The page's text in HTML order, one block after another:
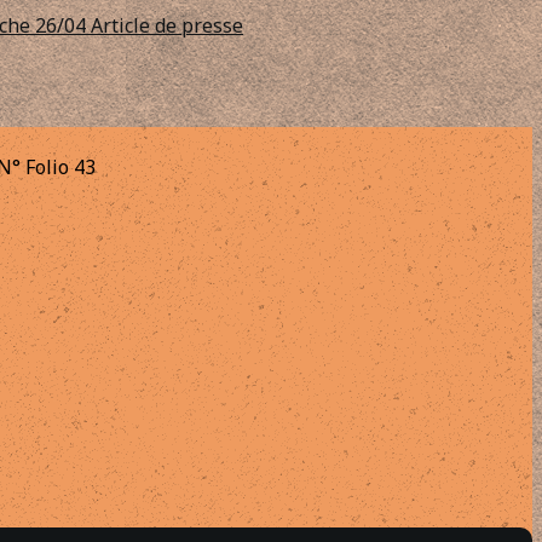
26/04Article de presse
Folio 43